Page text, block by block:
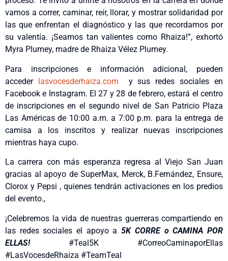
vamos a correr, caminar, reír, llorar, y mostrar solidaridad por
las que enfrentan el diagnóstico y las que recordamos por
su valentía. ¡Seamos tan valientes como Rhaiza!”, exhortó
Myra Plumey, madre de Rhaiza Vélez Plumey.
Para inscripciones e información adicional, pueden
acceder lasvocesderhaiza.com y sus redes sociales en
Facebook e Instagram. El 27 y 28 de febrero, estará el centro
de inscripciones en el segundo nivel de San Patricio Plaza
Las Américas de 10:00 a.m. a 7:00 p.m. para la entrega de
camisa a los inscritos y realizar nuevas inscripciones
mientras haya cupo.
La carrera con más esperanza regresa al Viejo San Juan
gracias al apoyo de SuperMax, Merck, B.Fernández, Ensure,
Clorox y Pepsi , quienes tendrán activaciones en los predios
del evento.,
¡Celebremos la vida de nuestras guerreras compartiendo en
las redes sociales el apoyo a5K CORRE o CAMINA POR
ELLAS!#Teal5K #CorreoCaminaporEllas
#LasVocesdeRhaiza #TeamTeal